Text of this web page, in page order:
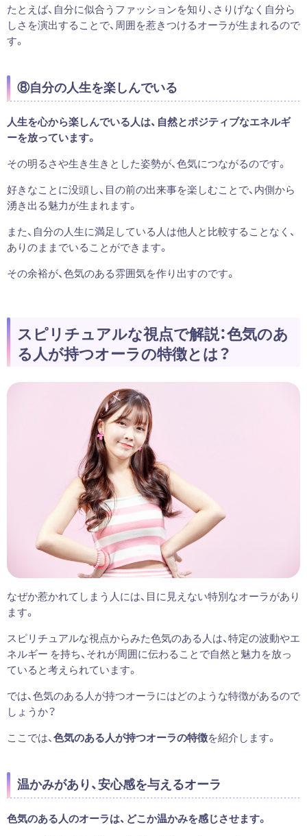
たとえば、自分に似合うファッションを知り、さりげなく自分ら
しさを演出することで、周囲を惹きつけるオーラが生まれるので
す。
⑧自分の人生を楽しんでいる
人生を心から楽しんでいる人は、自然とポジティブなエネルギ
ーを放っています。
その明るさや生き生きとした姿勢が、色気につながるのです。
好きなことに没頭し、目の前の出来事を楽しむことで、内側から
湧き出る魅力が生まれます。
また、自分の人生に満足している人は他人と比較することなく、
ありのままでいることができます。
その余裕が、色気のある雰囲気を作り出すのです。
スピリチュアルな視点で解説：色気のあ
る人が持つオーラの特徴とは？
なぜか惹かれてしまう人には、目に見えない特別なオーラがあり
ます。
スピリチュアルな視点からみた色気のある人は、特定の波動やエ
ネルギー を持ち、それが周囲に伝わることで自然と魅力を放っ
ていると考えられています。
では、色気のある人が持つオーラにはどのような特徴があるので
しょうか？
ここでは、色気のある人が持つオーラの特徴を紹介します。
温かみがあり、安心感を与えるオーラ
色気のある人のオーラは、どこか温かみを感じさせます。